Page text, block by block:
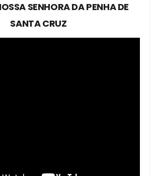
SENHORA DA PENHA DE
SANTA CRUZ